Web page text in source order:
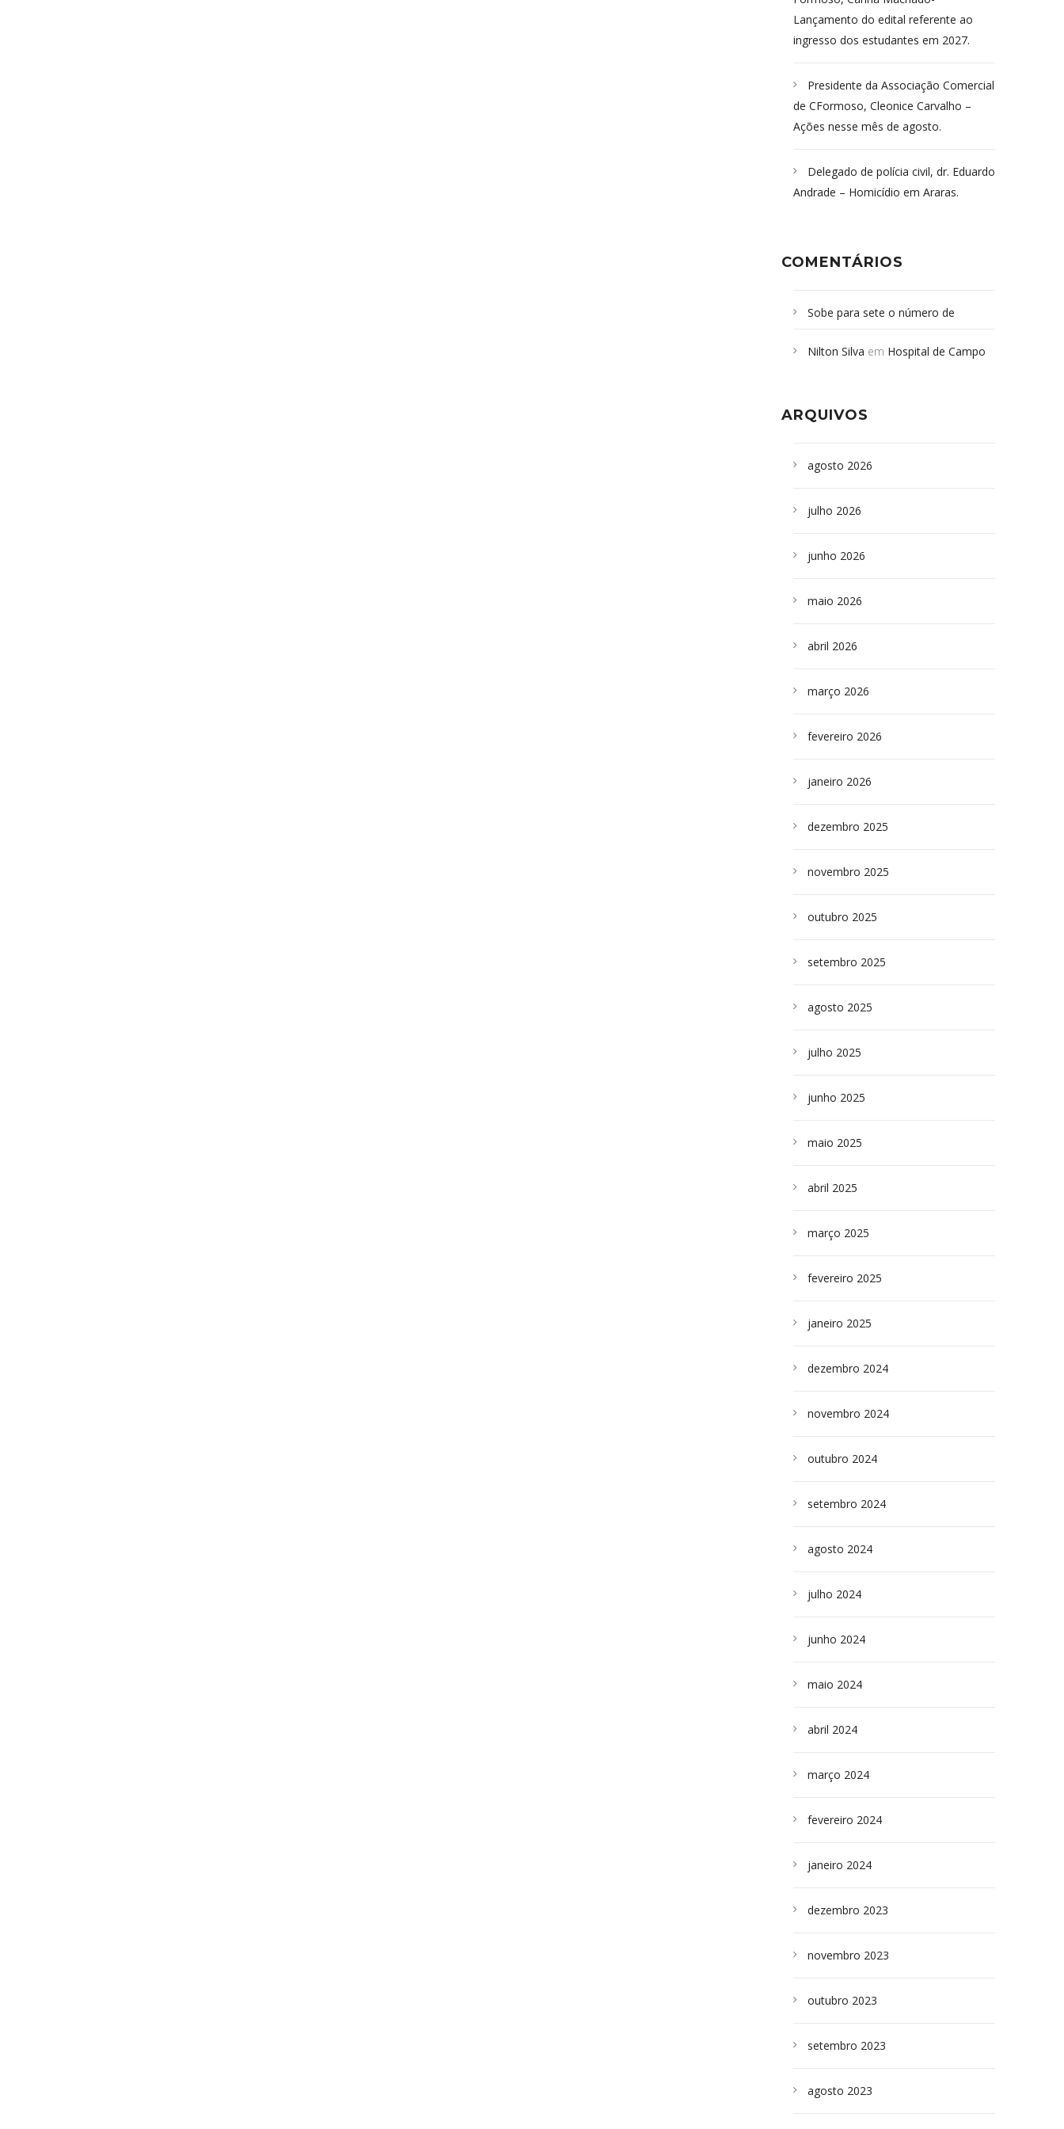
Lançamento do edital referente ao
ingresso dos estudantes em 2027.
Presidente da Associação Comercial
de CFormoso, Cleonice Carvalho –
Ações nesse mês de agosto.
Delegado de polícia civil, dr. Eduardo
Andrade – Homicídio em Araras.
COMENTÁRIOS
Sobe para sete o número de
desabamento em São Paulo - Revista
sepultados em SP
Nilton Silva em Hospital de Campo
ARQUIVOS
agosto 2026
julho 2026
junho 2026
maio 2026
abril 2026
março 2026
fevereiro 2026
janeiro 2026
dezembro 2025
novembro 2025
outubro 2025
setembro 2025
agosto 2025
julho 2025
junho 2025
maio 2025
abril 2025
março 2025
fevereiro 2025
janeiro 2025
dezembro 2024
novembro 2024
outubro 2024
setembro 2024
agosto 2024
julho 2024
junho 2024
maio 2024
abril 2024
março 2024
fevereiro 2024
janeiro 2024
dezembro 2023
novembro 2023
outubro 2023
setembro 2023
agosto 2023